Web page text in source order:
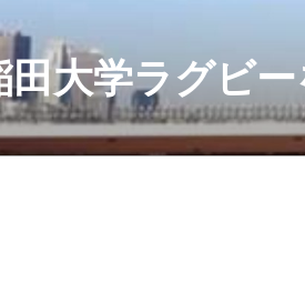
田大学ラグビ